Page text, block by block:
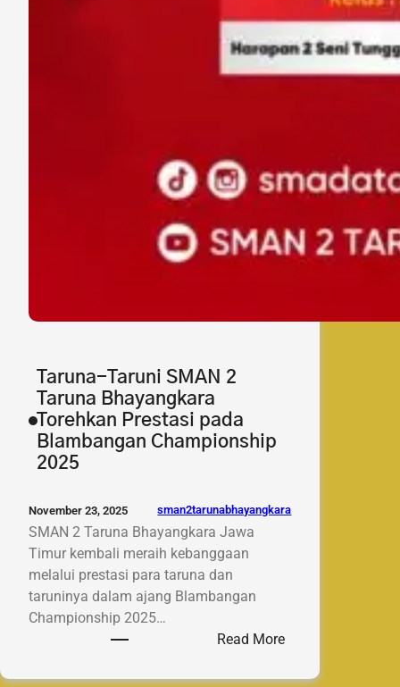
Taruna-Taruni SMAN 2
Taruna Bhayangkara
Torehkan Prestasi pada
Blambangan Championship
2025
November 23, 2025 sman2tarunabhayangkara
SMAN 2 Taruna Bhayangkara Jawa
Timur kembali meraih kebanggaan
melalui prestasi para taruna dan
taruninya dalam ajang Blambangan
Championship 2025…
Read More:
Taruni